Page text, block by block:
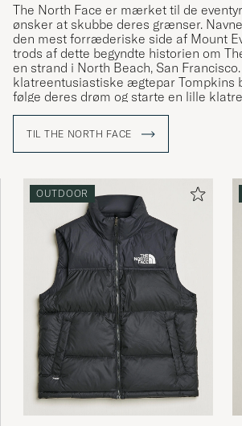
The North Face er mærket til de
ønsker at skubbe deres grænser.
den mest forræderiske side af Mount
trods af dette begyndte historien om
en strand i North Beach, San
klatreentusiastiske ægtepar Tompkins
følge deres drøm og starte en lille
design som egner sig ligeså godt i
urbane miljø.
TIL THE NORTH FACE
OUTDOOR